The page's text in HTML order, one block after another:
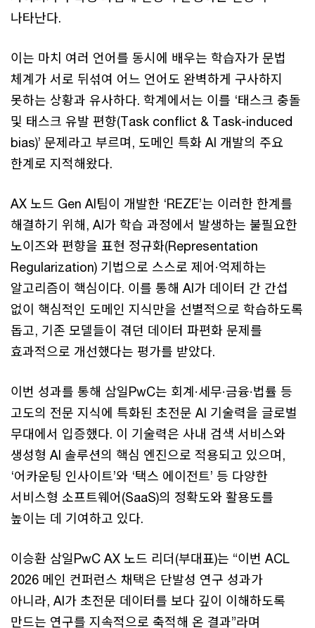
나타난다.
이는 마치 여러 언어를 동시에 배우는 학습자가 문법
체계가 서로 뒤섞여 어느 언어도 완벽하게 구사하지
못하는 상황과 유사하다. 학계에서는 이를 ‘태스크 충돌
및 태스크 유발 편향(Task conflict & Task-induced
bias)’ 문제라고 부르며, 도메인 특화 AI 개발의 주요
한계로 지적해왔다.
AX 노드 Gen AI팀이 개발한 ‘REZE’는 이러한 한계를
해결하기 위해, AI가 학습 과정에서 발생하는 불필요한
노이즈와 편향을 표현 정규화(Representation
Regularization) 기법으로 스스로 제어·억제하는
알고리즘이 핵심이다. 이를 통해 AI가 데이터 간 간섭
없이 핵심적인 도메인 지식만을 선별적으로 학습하도록
돕고, 기존 모델들이 겪던 데이터 파편화 문제를
효과적으로 개선했다는 평가를 받았다.
이번 성과를 통해 삼일PwC는 회계·세무·금융·법률 등
고도의 전문 지식에 특화된 초전문 AI 기술력을 글로벌
무대에서 입증했다. 이 기술력은 사내 검색 서비스와
생성형 AI 솔루션의 핵심 엔진으로 적용되고 있으며,
‘어카운팅 인사이트’와 ‘택스 에이전트’ 등 다양한
서비스형 소프트웨어(SaaS)의 정확도와 활용도를
높이는 데 기여하고 있다.
이승환 삼일PwC AX 노드 리더(부대표)는 “이번 ACL
2026 메인 컨퍼런스 채택은 단발성 연구 성과가
아니라, AI가 초전문 데이터를 보다 깊이 이해하도록
만드는 연구를 지속적으로 축적해 온 결과”라며